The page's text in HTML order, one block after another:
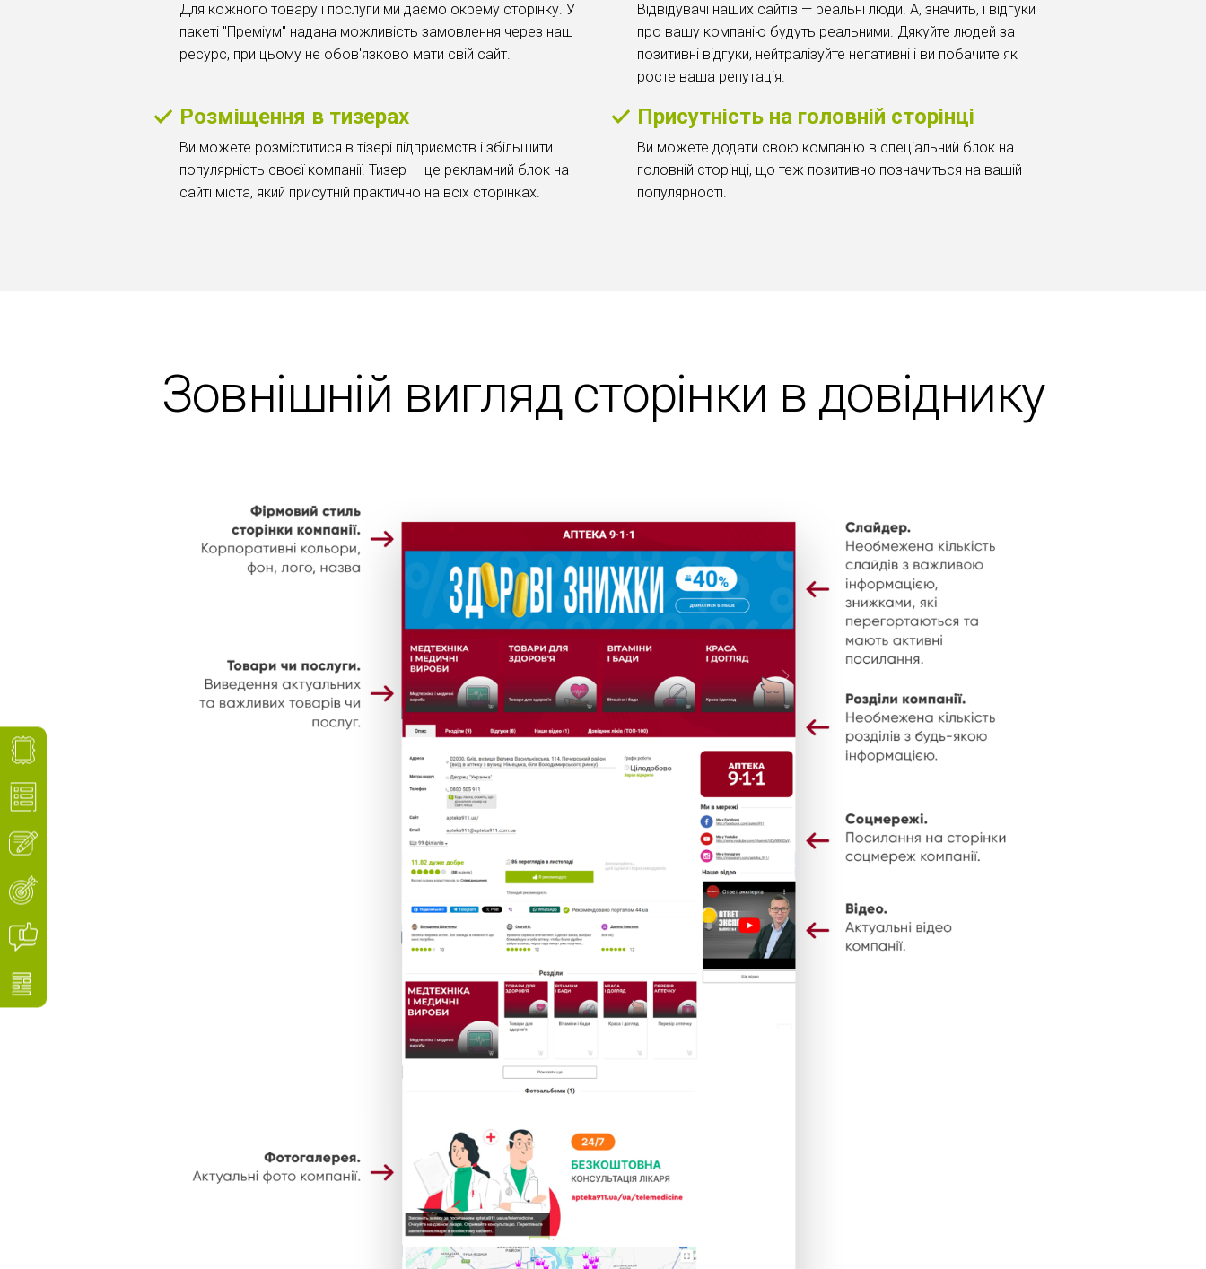
Для кожного товару і послуги ми даємо окрему сторінку. У
пакеті "Преміум" надана можливість замовлення через наш
ресурс, при цьому не обов'язково мати свій сайт.
Відвідувачі наших сайтів — реальні люди. А, значить, і відгуки
про вашу компанію будуть реальними. Дякуйте людей за
позитивні відгуки, нейтралізуйте негативні і ви побачите як
росте ваша репутація.
Розміщення в тизерах
Ви можете розміститися в тізері підприємств і збільшити
популярність своєї компанії. Тизер — це рекламний блок на
сайті міста, який присутній практично на всіх сторінках.
Присутність на головній сторінці
Ви можете додати свою компанію в спеціальний блок на
головній сторінці, що теж позитивно позначиться на вашій
популярності.
Зовнішній вигляд сторінки в довіднику